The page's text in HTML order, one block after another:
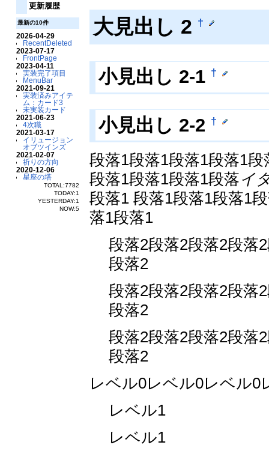
更新履歴
最新の10件
2026-04-29
RecentDeleted
2023-07-17
FrontPage
2023-04-11
実装完了項目
MenuBar
2021-09-21
実装済みアイテ
ム：カード3
未実装カード
2021-06-23
4次職
2021-03-17
イリュージョン
オブツインズ
2021-02-07
祈りの方向
2020-12-06
星座の塔
TOTAL:7782
TODAY:1
YESTERDAY:1
NOW:5
大見出し 2 †
小見出し 2-1 †
小見出し 2-2 †
段落1段落1段落1段落1
段落1段落1段落1段落イ
段落1 段落1段落1段落1
落1段落1
段落2段落2段落2段落
段落2
段落2段落2段落2段落
段落2
段落2段落2段落2段落
段落2
レベル0レベル0レベル
レベル1
レベル1